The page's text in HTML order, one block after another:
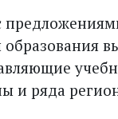
и ряда